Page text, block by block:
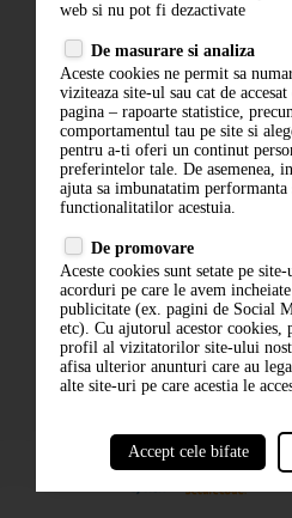
Politica de confidentialitate
ANPC
ABONARE LA
web si nu pot fi dezactivate
De masurare si analiza
Aceste cookies ne permit sa
viziteaza site-ul sau cat de
pagina – rapoarte statistice,
comportamentul tau pe site si
pentru a-ti oferi un continut
preferintelor tale. De asemenea,
ajuta sa imbunatatim
functionalitatilor acestuia.
De promovare
Aceste cookies sunt setate pe
acorduri pe care le avem
publicitate (ex. pagini de Social
etc). Cu ajutorul acestor cookies,
profil al vizitatorilor site-ului
afisa ulterior anunturi care au
alte site-uri pe care acestia le
Accept cele bifate